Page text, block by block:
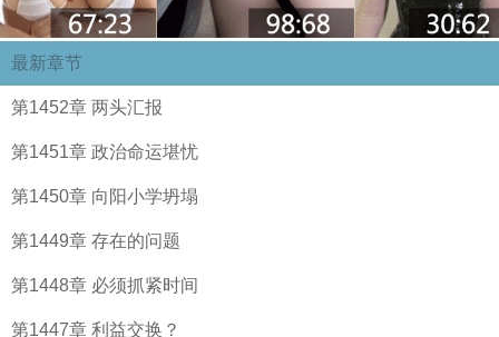
最新章节
第1452章 两头汇报
第1451章 政治命运堪忧
第1450章 向阳小学坍塌
第1449章 存在的问题
第1448章 必须抓紧时间
第1447章 利益交换？